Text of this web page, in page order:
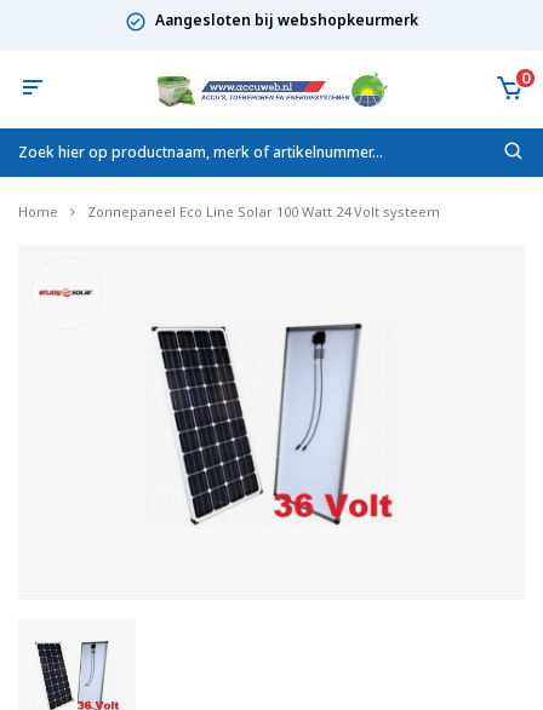
Aangesloten bij webshopkeurmerk
0
Home Zonnepaneel Eco Line Solar 100 Watt 24 Volt systeem